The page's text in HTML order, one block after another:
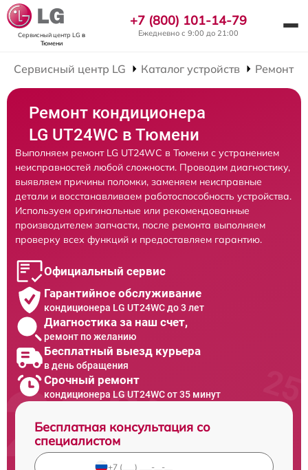
Сервисный центр LG в
Тюмени
+7 (800) 101-14-79
Ежедневно с 9:00 до 21:00
Сервисный центр LG Каталог устройств Ремонт
Ремонт кондиционера
LG UT24WC в Тюмени
Выполняем ремонт LG UT24WC в Тюмени с устранением
неисправностей любой сложности. Проводим диагностику,
выявляем причины поломки, заменяем неисправные
детали и восстанавливаем работоспособность устройства.
Используем оригинальные или рекомендованные
производителем запчасти, после ремонта выполняем
проверку всех функций и предоставляем гарантию.
Официальный сервис
Гарантийное обслуживание
кондиционера LG UT24WC до 3 лет
Диагностика за наш счет,
ремонт по желанию
Бесплатный выезд курьера
в день обращения
Срочный ремонт
кондиционера LG UT24WC от 35 минут
Бесплатная консультация со
специалистом